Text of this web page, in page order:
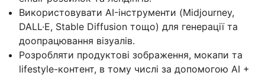
Використовувати AI-інструменти (Midjourney,
DALL·E, Stable Diffusion тощо) для генерації та
доопрацювання візуалів.
Розробляти продуктові зображення, мокапи та
lifestyle-контент, в тому числі за допомогою AI +